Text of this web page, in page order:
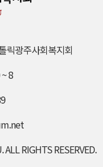
릭광주사회복지회
8
RIGHTS RESERVED.​